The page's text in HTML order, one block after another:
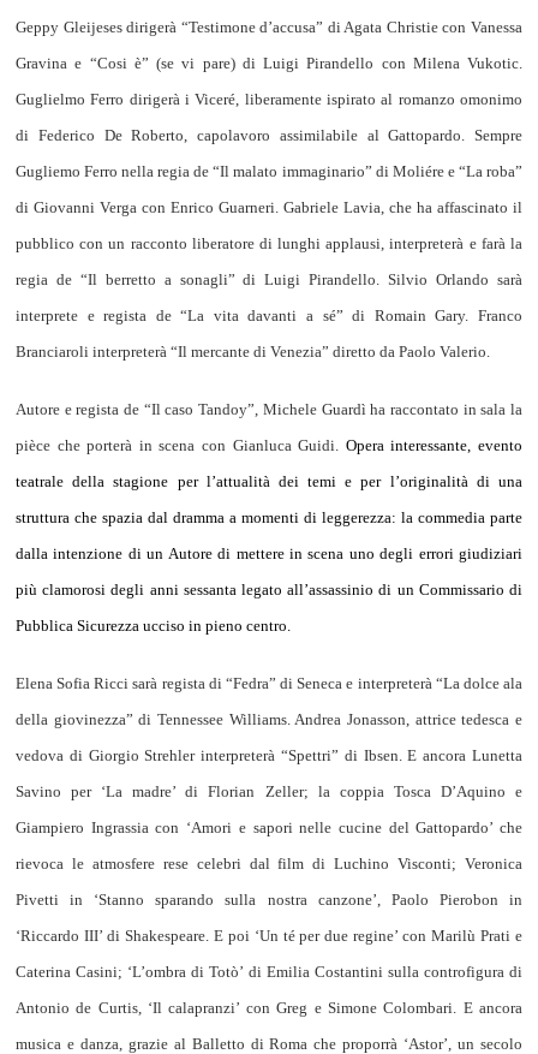
Geppy Gleijeses dirigerà “Testimone d’accusa” di Agata Christie con Vanessa
Gravina e “Cosi è” (se vi pare) di Luigi Pirandello con Milena Vukotic.
Guglielmo Ferro dirigerà i Viceré, liberamente ispirato al romanzo omonimo
di Federico De Roberto, capolavoro assimilabile al Gattopardo. Sempre
Gugliemo Ferro nella regia de “Il malato immaginario” di Moliére e “La roba”
di Giovanni Verga con Enrico Guarneri. Gabriele Lavia, che ha affascinato il
pubblico con un racconto liberatore di lunghi applausi, interpreterà e farà la
regia de “Il berretto a sonagli” di Luigi Pirandello. Silvio Orlando sarà
interprete e regista de “La vita davanti a sé” di Romain Gary. Franco
Branciaroli interpreterà “Il mercante di Venezia” diretto da Paolo Valerio.
Autore e regista de “Il caso Tandoy”, Michele Guardì ha raccontato in sala la
pièce che porterà in scena con Gianluca Guidi. Opera interessante, evento
teatrale della stagione per l’attualità dei temi e per l’originalità di una
struttura che spazia dal dramma a momenti di leggerezza: la commedia parte
dalla intenzione di un Autore di mettere in scena uno degli errori giudiziari
più clamorosi degli anni sessanta legato all’assassinio di un Commissario di
Pubblica Sicurezza ucciso in pieno centro.
Elena Sofia Ricci sarà regista di “Fedra” di Seneca e interpreterà “La dolce ala
della giovinezza” di Tennessee Williams. Andrea Jonasson, attrice tedesca e
vedova di Giorgio Strehler interpreterà “Spettri” di Ibsen. E ancora Lunetta
Savinoper ‘La madre’ di Florian Zeller; la coppia Tosca D’Aquino e
Giampiero Ingrassiacon ‘Amori e sapori nelle cucine del Gattopardo’ che
rievoca le atmosfere rese celebri dal film di Luchino Visconti; Veronica
Pivettiin ‘Stanno sparando sulla nostra canzone’, Paolo Pierobonin
‘Riccardo III’ di Shakespeare. E poi ‘Un té per due regine’ con Marilù Prati e
Caterina Casini; ‘L’ombra di Totò’ di Emilia Costantini sulla controfigura di
Antonio de Curtis, ‘Il calapranzi’ conGreg e Simone Colombari. E ancora
musica e danza, grazie al Balletto di Romache proporrà ‘Astor’, un secolo